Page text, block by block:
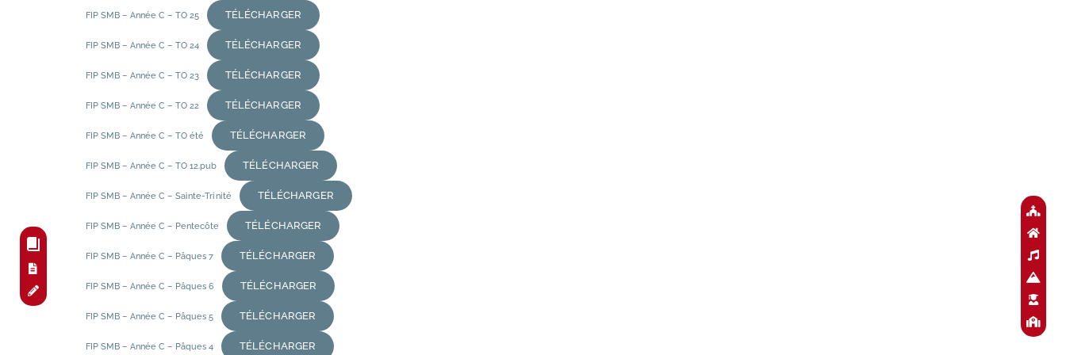
FIP SMB – Année C – TO 25 TÉLÉCHARGER
FIP SMB – Année C – TO 24 TÉLÉCHARGER
FIP SMB – Année C – TO 23 TÉLÉCHARGER
FIP SMB – Année C – TO 22 TÉLÉCHARGER
FIP SMB – Année C – TO été TÉLÉCHARGER
FIP SMB – Année C – TO 12.pub TÉLÉCHARGER
FIP SMB – Année C – Sainte-Trinité TÉLÉCHARGER
FIP SMB – Année C – Pentecôte TÉLÉCHARGER
FIP SMB – Année C – Pâques 7 TÉLÉCHARGER
FIP SMB – Année C – Pâques 6 TÉLÉCHARGER
FIP SMB – Année C – Pâques 5 TÉLÉCHARGER
FIP SMB – Année C – Pâques 4 TÉLÉCHARGER